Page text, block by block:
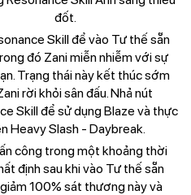
đốt.
Skill để vào Tư thế sẵn
đó Zani miễn nhiễm với sự
Trạng thái này kết thúc sớm
rời khỏi sân đấu. Nhả nút
Skill để sử dụng Blaze và thực
Heavy Slash - Daybreak.
công trong một khoảng thời
định sau khi vào Tư thế sẵn
100% sát thương này và